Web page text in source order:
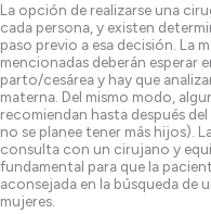
La opción de realizarse una
cada persona, y existen
paso previo a esa decisión. La
mencionadas deberán esperar
parto/cesárea y hay que
materna. Del mismo modo,
recomiendan hasta después
no se planee tener más hijos).
consulta con un cirujano y
fundamental para que la
aconsejada en la búsqueda
mujeres.